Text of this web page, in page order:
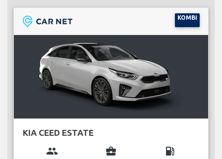
KOMBI
KIA CEED ESTATE
group business_center local_gas_station